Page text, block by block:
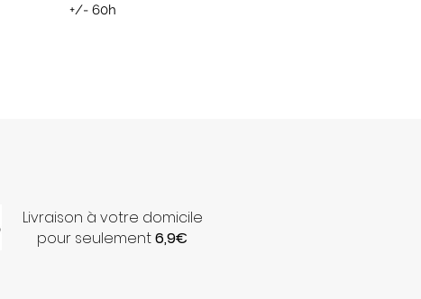
+/- 60h
Livraison à votre domicile
pour seulement6,9€